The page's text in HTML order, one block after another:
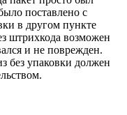
поставлено с
в другом пункте
штрихкода возможен
и не поврежден.
без упаковки должен